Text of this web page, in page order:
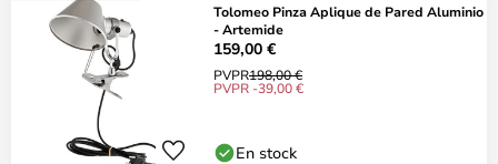
Tolomeo Pinza Aplique de Pared Aluminio
- Artemide
159,00 €
PVPR198,00 €
PVPR -39,00 €
En stock